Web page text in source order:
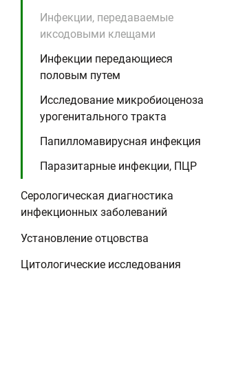
Инфекции, передаваемые
иксодовыми клещами
Инфекции передающиеся
половым путем
Исследование микробиоценоза
урогенитального тракта
Папилломавирусная инфекция
Паразитарные инфекции, ПЦР
Серологическая диагностика
инфекционных заболеваний
Установление отцовства
Цитологические исследования